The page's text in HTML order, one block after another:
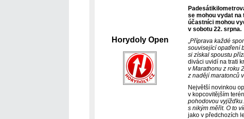
Horydoly Open
se mohou vydat
účastníci mohou
v sobotu 22. srpna.
„Příprava každé
související opatření
si získal spoustu
diváci uvidí na trati
v Marathonu z roku
z nadějí maratonců
Největší novinkou
v kopcovitějším
pohodovou
s nikým měřit. O to
jako v předchozích